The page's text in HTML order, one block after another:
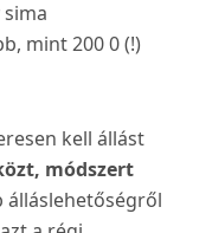
mint 200 0 (!)
kell állást
módszert
álláslehetőségről